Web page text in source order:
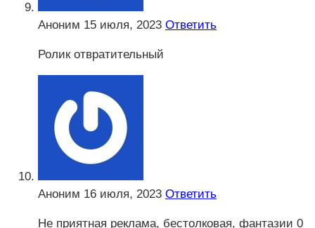
Аноним 15 июля, 2023 Ответить
Ролик отвратительный
Аноним 16 июля, 2023 Ответить
Не приятная реклама, бестолковая, фантазии 0